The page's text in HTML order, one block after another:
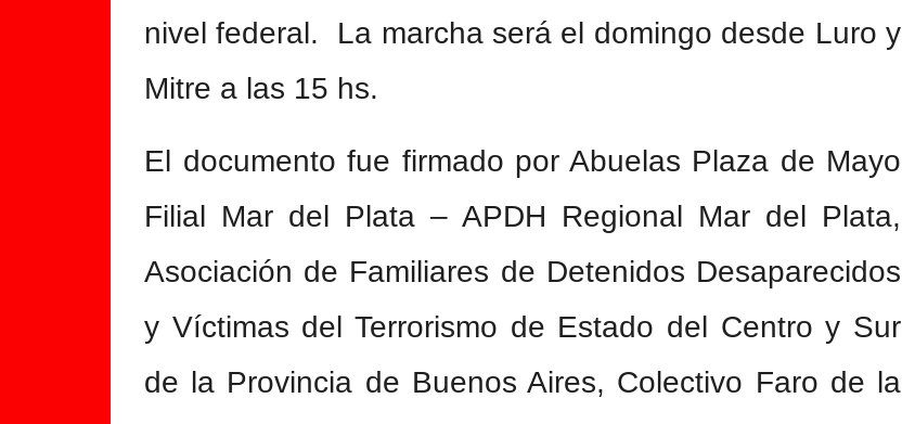
nivel federal. La marcha será el domingo desde Luro y
Mitre a las 15 hs.
El documento fue firmado por Abuelas Plaza de Mayo
Filial Mar del Plata – APDH Regional Mar del Plata,
Asociación de Familiares de Detenidos Desaparecidos
y Víctimas del Terrorismo de Estado del Centro y Sur
de la Provincia de Buenos Aires, Colectivo Faro de la